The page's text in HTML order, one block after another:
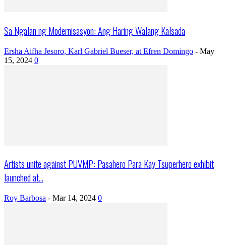
Sa Ngalan ng Modernisasyon: Ang Haring Walang Kalsada
Ersha Aifha Jesoro, Karl Gabriel Bueser, at Efren Domingo - May
15, 2024 0
Artists unite against PUVMP: Pasahero Para Kay Tsuperhero exhibit
launched at...
Roy Barbosa - Mar 14, 2024 0